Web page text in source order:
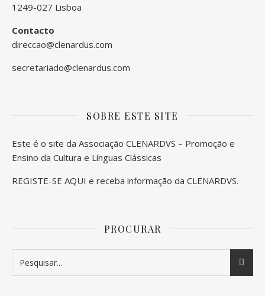
1249-027 Lisboa
Contacto
direccao@clenardus.com
secretariado@clenardus.com
SOBRE ESTE SITE
Este é o site da Associação CLENARDVS – Promoção e
Ensino da Cultura e Línguas Clássicas
REGISTE-SE AQUI e receba informação da CLENARDVS.
PROCURAR